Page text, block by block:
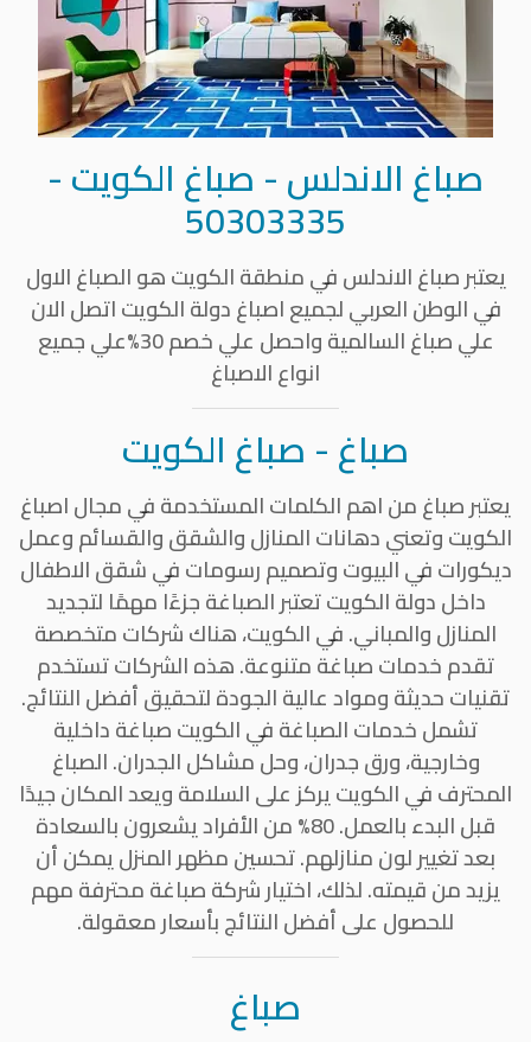
صباغ الاندلس- صباغ الكويت -
50303335
يعتبرصباغ الاندلسفي منطقة الكويت هو الصباغ الاول
في الوطن العربي لجميع اصباغ دولة الكويت اتصل الان
علي صباغ السالمية واحصل علي خصم 30%علي جميع
انواع الاصباغ
صباغ - صباغ الكويت
يعتبر صباغ من اهم الكلمات المستخدمة في مجال اصباغ
الكويت وتعني دهانات المنازل والشقق والقسائم وعمل
ديكورات في البيوت وتصميم رسومات في شقق الاطفال
داخل دولة الكويت تعتبر الصباغة جزءًا مهمًا لتجديد
المنازل والمباني. في الكويت، هناك شركات متخصصة
تقدم خدمات صباغة متنوعة. هذه الشركات تستخدم
تقنيات حديثة ومواد عالية الجودة لتحقيق أفضل النتائج.
تشمل خدمات الصباغة في الكويت صباغة داخلية
وخارجية، ورق جدران، وحل مشاكل الجدران. الصباغ
المحترف في الكويت يركز على السلامة ويعد المكان جيدًا
قبل البدء بالعمل. 80% من الأفراد يشعرون بالسعادة
بعد تغيير لون منازلهم. تحسين مظهر المنزل يمكن أن
يزيد من قيمته. لذلك، اختيار شركة صباغة محترفة مهم
للحصول على أفضل النتائج بأسعار معقولة.
صباغ